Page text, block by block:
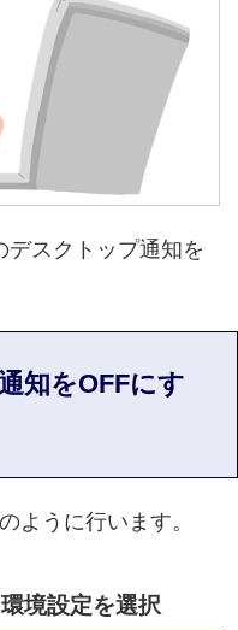
デスクトップ通知を
知をOFFにす
ように行います。
境設定を選択